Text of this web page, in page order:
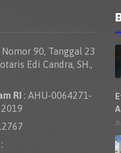
Nomor 90, Tanggal 23
Edi Candra, SH.,
RI : AHU-0064271-